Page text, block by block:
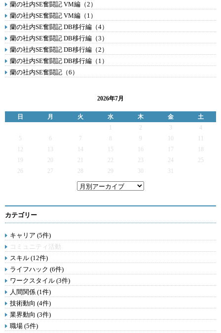
蘭の社内SE奮闘記 VM編（2）
蘭の社内SE奮闘記 VM編（1）
蘭の社内SE奮闘記 DB移行編（4）
蘭の社内SE奮闘記 DB移行編（3）
蘭の社内SE奮闘記 DB移行編（2）
蘭の社内SE奮闘記 DB移行編（1）
蘭の社内SE奮闘記（6）
2026年7月
日 月 火 水 木 金
土
2 3
4
5
6 7 9
12
13 14 15 16 17
19
20 21 22 23 24
25
26
27 28 29 30 31
カテゴリー
キャリア (5件)
コミュニティ活動
スキル (12件)
ライフハック (6件)
ワークスタイル (3件)
人間関係 (1件)
技術動向 (4件)
業界動向 (3件)
職場 (5件)